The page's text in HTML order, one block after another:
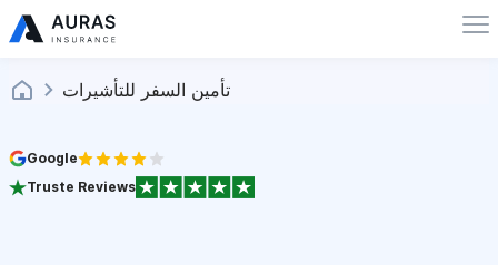
تأمين السفر للتأشيرات
Google
Truste Reviews